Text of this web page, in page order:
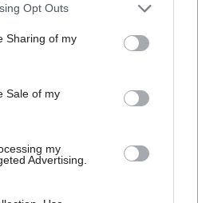
app uses one or more Google
behaviour. You may click to
and its third-party tags to
purposes in below Google
Opt Outs
Sharing of my
Sale of my
my
Advertising.
spálňa
v horúčavách: Ako
čisté?